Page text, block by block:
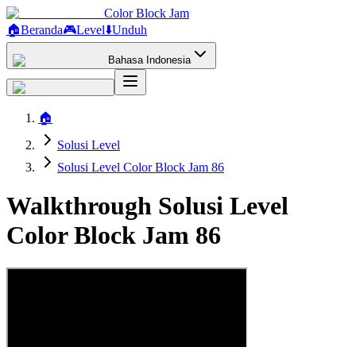
Color Block Jam
🏠Beranda🎮Level⬇️Unduh
Bahasa Indonesia
🏠
Solusi Level
Solusi Level Color Block Jam 86
Walkthrough Solusi Level
Color Block Jam 86